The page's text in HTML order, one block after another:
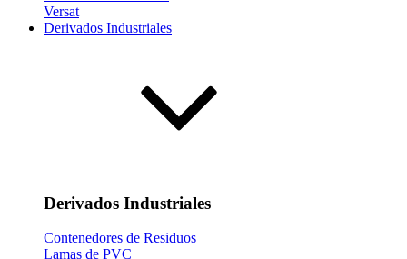
Versat
Derivados Industriales
Derivados Industriales
Contenedores de Residuos
Lamas de PVC